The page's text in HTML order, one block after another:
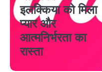
इलक्किया को मिला
प्यार और
आत्मनिर्भरता का
रास्ता